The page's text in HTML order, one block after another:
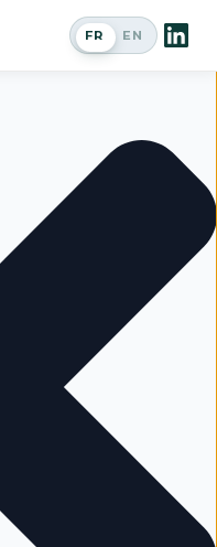
FR EN
Passer en